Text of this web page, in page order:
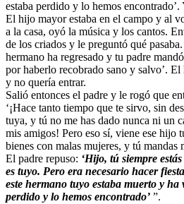
estaba perdido y lo hemos encontrado’.
El hijo mayor estaba en el campo y al
a la casa, oyó la música y los cantos.
de los criados y le preguntó qué
hermano ha regresado y tu padre
por haberlo recobrado sano y salvo’.
y no quería entrar.
Salió entonces el padre y le rogó que
‘¡Hace tanto tiempo que te sirvo, sin
tuya, y tú no me has dado nunca ni un
mis amigos! Pero eso sí, viene ese hijo
bienes con malas mujeres, y tú mandas
El padre repuso: ‘Hijo, tú siempre
es tuyo. Pero era necesario hacer
este hermano tuyo estaba muerto y ha
perdido y lo hemos encontrado’ ”.